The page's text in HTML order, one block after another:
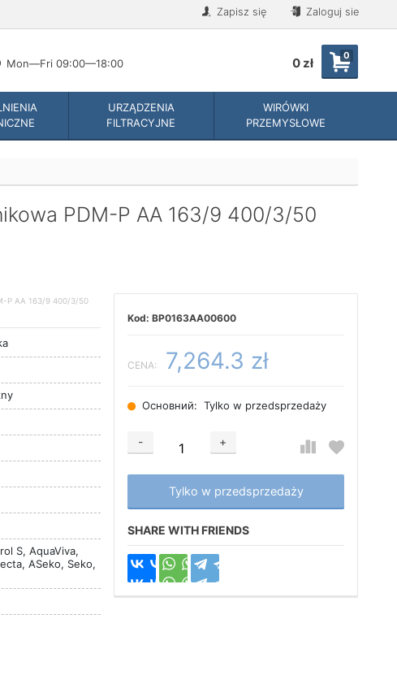
Zapisz się Zaloguj sie
Mon—Fri 09:00—18:00
0
0 zł
URZĄDZENIA
FILTRACYJNE
WIRÓWKI
PRZEMYSŁOWE
PDM-P AA 163/9 400/3/50
BP0163AA00600
CENA: 7,264.3 zł
Основний: Tylko w przedsprzedaży
-
+
Добавляется...
Tylko w przedsprzedaży
Добавлен
SHARE WITH FRIENDS
P AA 163/9 400/3/50
S, AquaViva,
ASeko, Seko,